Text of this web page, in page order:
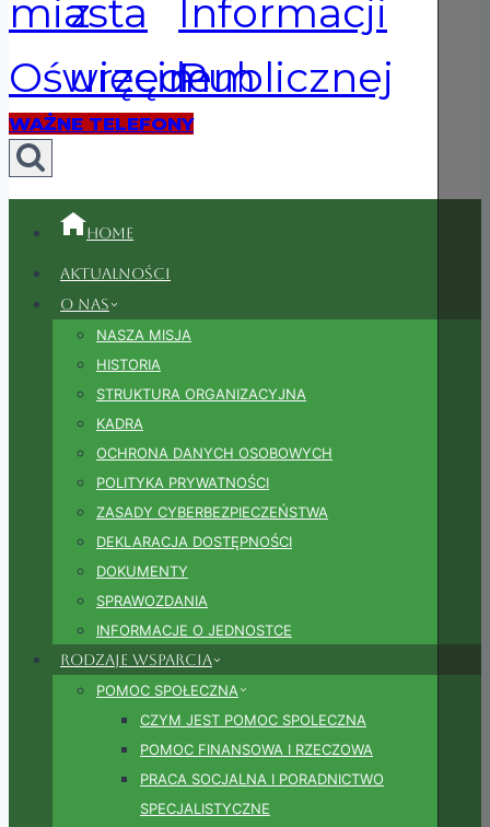
WAŻNE TELEFONY
Home
Aktualności
O nas
NASZA MISJA
HISTORIA
STRUKTURA ORGANIZACYJNA
KADRA
OCHRONA DANYCH OSOBOWYCH
POLITYKA PRYWATNOŚCI
ZASADY CYBERBEZPIECZEŃSTWA
DEKLARACJA DOSTĘPNOŚCI
DOKUMENTY
SPRAWOZDANIA
INFORMACJE O JEDNOSTCE
Rodzaje wsparcia
POMOC SPOŁECZNA
CZYM JEST POMOC SPOLECZNA
POMOC FINANSOWA I RZECZOWA
PRACA SOCJALNA I PORADNICTWO
SPECJALISTYCZNE